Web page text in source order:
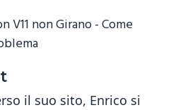
V11 non Girano - Come
il suo sito, Enrico si